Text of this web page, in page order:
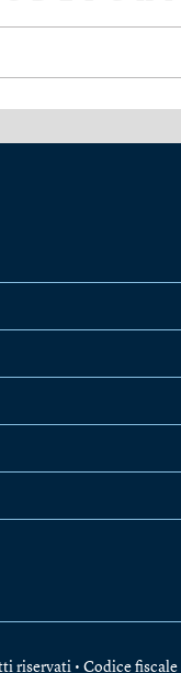
• Codice